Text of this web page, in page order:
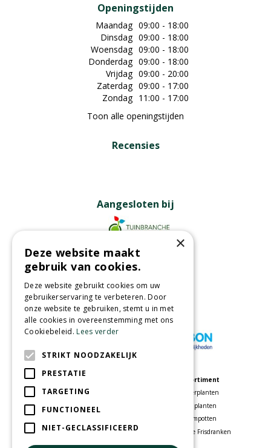
Openingstijden
Maandag 09:00 - 18:00
Dinsdag 09:00 - 18:00
Woensdag 09:00 - 18:00
Donderdag 09:00 - 18:00
Vrijdag 09:00 - 20:00
Zaterdag 09:00 - 17:00
Zondag 11:00 - 17:00
Toon alle openingstijden
Recensies
Aangesloten bij
Partners
Wij accepteren
Tuincentrum
Speelparadijs
Woonwinkel
Assortiment
Kamerplanten
Tuinplanten
Bloempotten
Voordelige Frisdranken
×
Deze website maakt
gebruik van cookies.
Deze website gebruikt cookies om uw
gebruikerservaring te verbeteren. Door
onze website te gebruiken, stemt u in met
alle cookies in overeenstemming met ons
Cookiebeleid.Lees verder
STRIKT NOODZAKELIJK
PRESTATIE
TARGETING
FUNCTIONEEL
NIET-GECLASSIFICEERD